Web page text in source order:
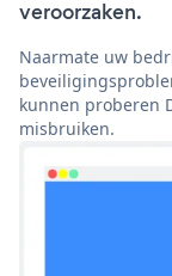
veroorzaken.
Naarmate uw
kunnen proberen
misbruiken.